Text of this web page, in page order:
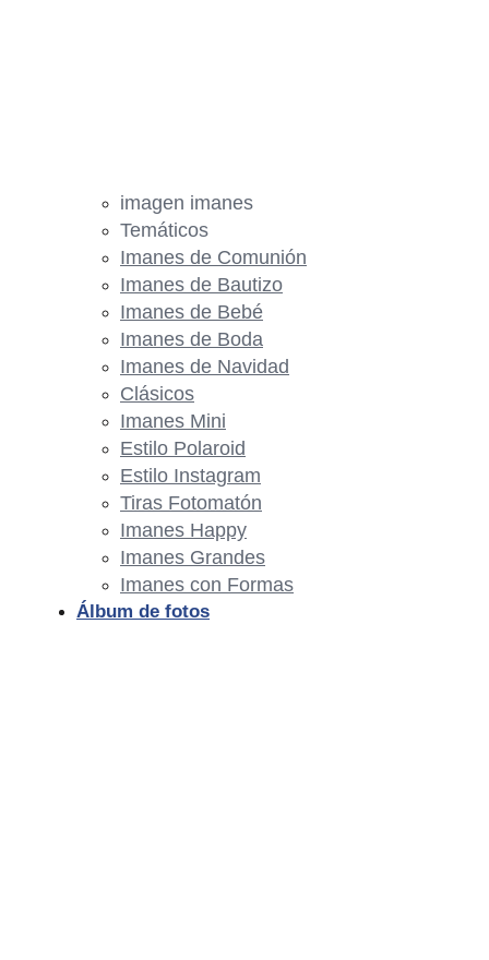
imagen imanes
Temáticos
Imanes de Comunión
Imanes de Bautizo
Imanes de Bebé
Imanes de Boda
Imanes de Navidad
Clásicos
Imanes Mini
Estilo Polaroid
Estilo Instagram
Tiras Fotomatón
Imanes Happy
Imanes Grandes
Imanes con Formas
Álbum de fotos